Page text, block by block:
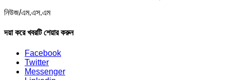
নিউজ/এম.এস.এম
দয়া করে খবরটি শেয়ার করুন
Facebook
Twitter
Messenger